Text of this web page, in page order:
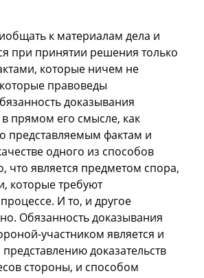
к материалам дела и
при принятии решения только
которые ничем не
правоведы
доказывания
в прямом его смысле, как
представляемым фактам и
одного из способов
что является предметом спора,
которые требуют
И то, и другое
Обязанность доказывания
участником является и
доказательств
стороны, и способом